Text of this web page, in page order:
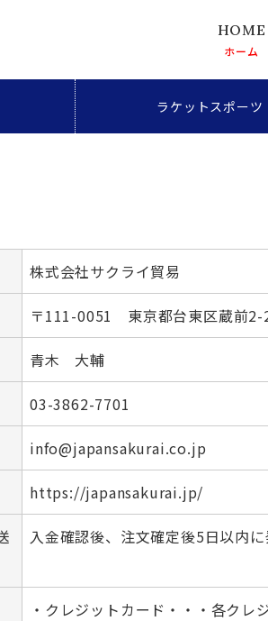
ホーム
ラケットスポーツ
株式会社サクライ貿易
〒111-0051 東京都台東区蔵前2-
青木 大輔
03-3862-7701
info@japansakurai.co.jp
https://japansakurai.jp/
入金確認後、注文確定後5日以内
・クレジットカード・・・各クレ